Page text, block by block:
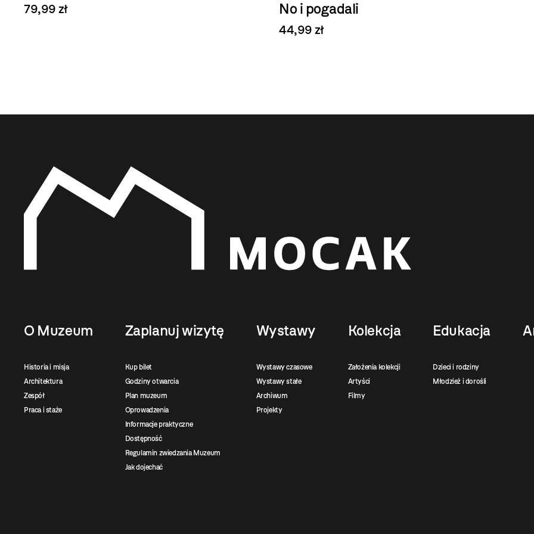
79,99 zł No i pogadali
44,99 zł
O Muzeum
Historia i misja
Architektura
Zespół
Praca i staże
Zaplanuj wizytę
Kup bilet
Godziny otwarcia
Plan muzeum
Oprowadzenia
Informacje praktyczne
Dostępność
Regulamin zwiedzania Muzeum
Jak dojechać
Wystawy
Wystawy czasowe
Wystawy stałe
Archiwum
Projekty
Kolekcja
Założenia kolekcji
Artyści
Filmy
Edukacja
Dzieci i rodziny
Młodzież i dorośli